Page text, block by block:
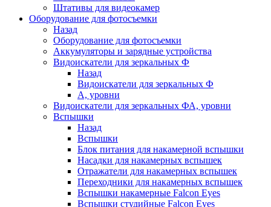
Штативы для видеокамер
Оборудование для фотосъемки
Назад
Оборудование для фотосъемки
Аккумуляторы и зарядные устройства
Видоискатели для зеркальных Ф
Назад
Видоискатели для зеркальных Ф
А, уровни
Видоискатели для зеркальных ФА, уровни
Вспышки
Назад
Вспышки
Блок питания для накамерной вспышки
Насадки для накамерных вспышек
Отражатели для накамерных вспышек
Переходники для накамерных вспышек
Вспышки накамерные Falcon Eyes
Вспышки студийные Falcon Eyes